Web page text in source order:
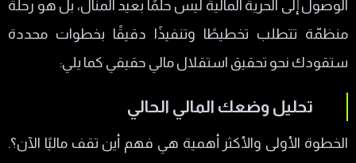
الوصول إلى الحرية المالية ليس حلمًا بعيد المنال، بل هو رحلة
منظمّة تتطلب تخطيطًا وتنفيذًا دقيقًا بخطوات محددة
ستقودك نحو تحقيق استقلال مالي حقيقي كما يلي:
تحليل وضعك المالي الحالي
الخطوة الأولى والأكثر أهمية هي فهم أين تقف ماليًا الآن؟.